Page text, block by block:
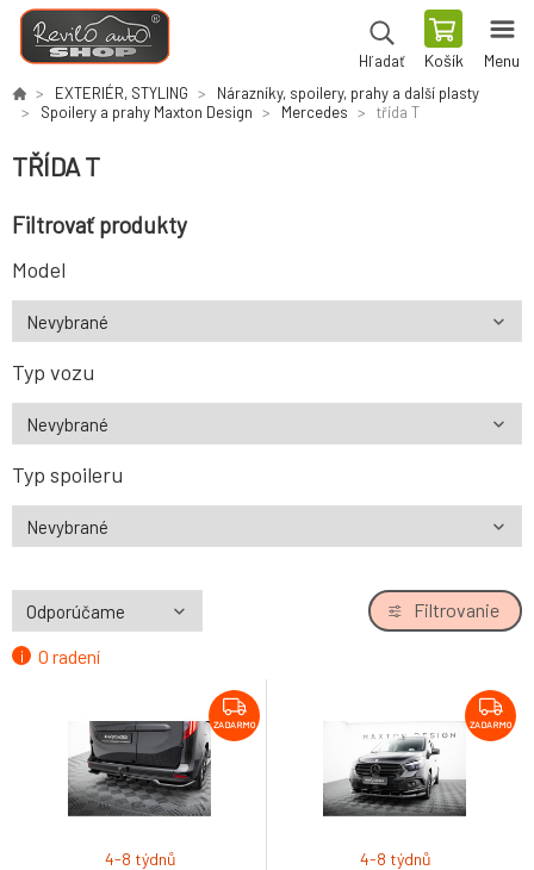
Hľadať Košík Menu
EXTERIÉR, STYLING
Nárazníky, spoilery, prahy a další plasty
Spoilery a prahy Maxton Design
Mercedes třída T
TŘÍDA T
Filtrovať produkty
Model
Typ vozu
Typ spoileru
O radení
Filtrovanie
ZADARMO
4-8 týdnů
ZADARMO
4-8 týdnů